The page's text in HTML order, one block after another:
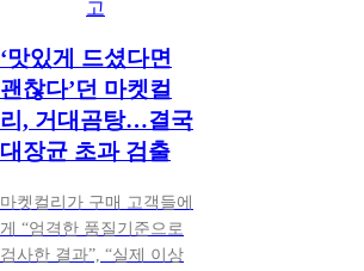
고
‘맛있게 드셨다면
괜찮다’던 마켓컬
리, 거대곰탕…결국
대장균 초과 검출
마켓컬리가 구매 고객들에
게 “엄격한 품질기준으로
검사한 결과”, “실제 이상